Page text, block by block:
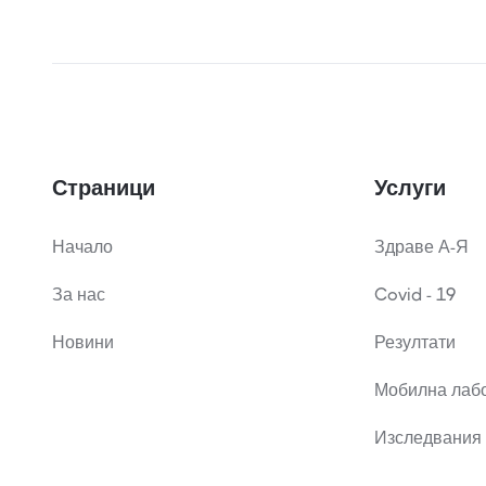
Страници
Начало
За нас
Новини
Услуги
Здраве А-Я
Covid - 19
Резултати
Мобилна
Изследвания